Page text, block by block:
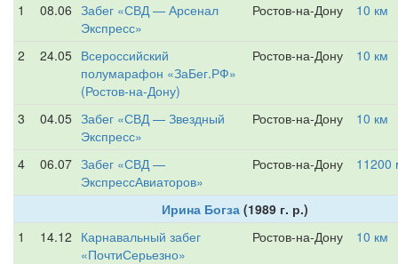
1
08.06 Забег «СВД — Арсенал
Экспресс»
Ростов-на-Дону 10 км
2 24.05 Всероссийский
полумарафон «ЗаБег.РФ»
(Ростов-на-Дону)
Ростов-на-Дону 10 км
3 04.05 Забег «СВД — Звездный
Экспресс»
Ростов-на-Дону 10 км
4 06.07 Забег «СВД —
ЭкспрессАвиаторов»
Ростов-на-Дону 11200
Ирина Богза (1989 г. р.)
1
14.12 Карнавальный забег
«ПочтиСерьезно»
Ростов-на-Дону 10 км